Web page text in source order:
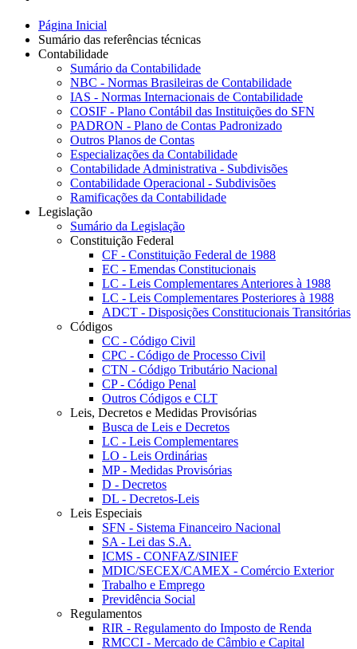
Página Inicial
Sumário das referências técnicas
Contabilidade
Sumário da Contabilidade
NBC - Normas Brasileiras de Contabilidade
IAS - Normas Internacionais de Contabilidade
COSIF - Plano Contábil das Instituições do SFN
PADRON - Plano de Contas Padronizado
Outros Planos de Contas
Especializações da Contabilidade
Contabilidade Administrativa - Subdivisões
Contabilidade Operacional - Subdivisões
Ramificações da Contabilidade
Legislação
Sumário da Legislação
Constituição Federal
CF - Constituição Federal de 1988
EC - Emendas Constitucionais
LC - Leis Complementares Anteriores à 1988
LC - Leis Complementares Posteriores à 1988
ADCT - Disposições Constitucionais Transitórias
Códigos
CC - Código Civil
CPC - Código de Processo Civil
CTN - Código Tributário Nacional
CP - Código Penal
Outros Códigos e CLT
Leis, Decretos e Medidas Provisórias
Busca de Leis e Decretos
LC - Leis Complementares
LO - Leis Ordinárias
MP - Medidas Provisórias
D - Decretos
DL - Decretos-Leis
Leis Especiais
SFN - Sistema Financeiro Nacional
SA - Lei das S.A.
ICMS - CONFAZ/SINIEF
MDIC/SECEX/CAMEX - Comércio Exterior
Trabalho e Emprego
Previdência Social
Regulamentos
RIR - Regulamento do Imposto de Renda
RMCCI - Mercado de Câmbio e Capital